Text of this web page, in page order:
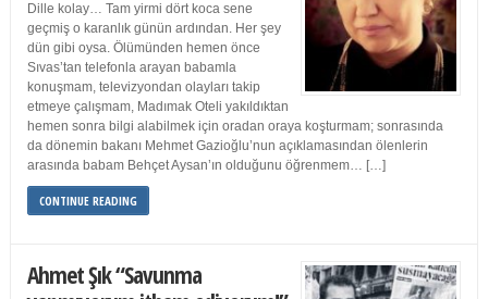
Dille kolay… Tam yirmi dört koca sene
geçmiş o karanlık günün ardından. Her şey
dün gibi oysa. Ölümünden hemen önce
Sıvas’tan telefonla arayan babamla
konuşmam, televizyondan olayları takip
etmeye çalışmam, Madımak Oteli yakıldıktan
hemen sonra bilgi alabilmek için oradan oraya koşturmam; sonrasında
da dönemin bakanı Mehmet Gazioğlu’nun açıklamasından ölenlerin
arasında babam Behçet Aysan’ın olduğunu öğrenmem… […]
CONTINUE READING
Ahmet Şık “Savunma